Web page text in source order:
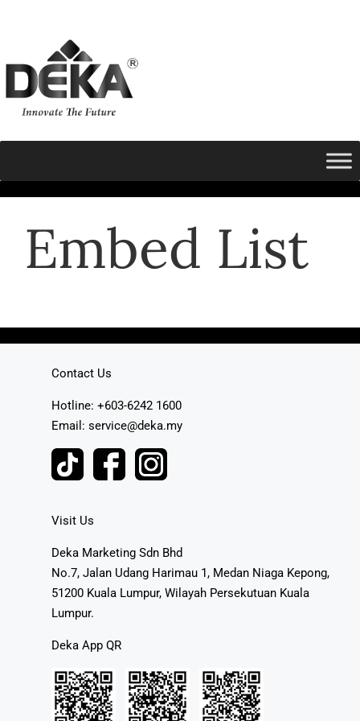
Embed List
Contact Us
Hotline: +603-6242 1600
Email: service@deka.my
Visit Us
Deka Marketing Sdn Bhd
No.7, Jalan Udang Harimau 1, Medan Niaga Kepong,
51200 Kuala Lumpur, Wilayah Persekutuan Kuala
Lumpur.
Deka App QR